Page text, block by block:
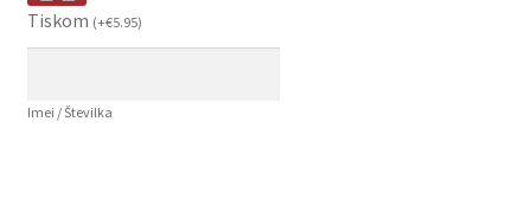
Tiskom (+€5.95)
Imei / Številka